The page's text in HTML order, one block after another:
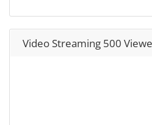
Video Streaming 500